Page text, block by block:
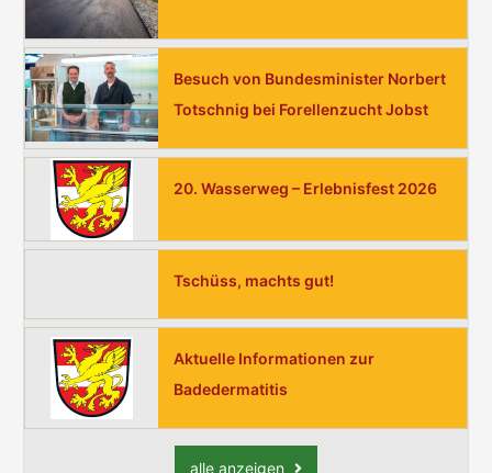
a
c
h
:
Besuch von Bundesminister Norbert
Totschnig bei Forellenzucht Jobst
20. Wasserweg – Erlebnisfest 2026
Tschüss, machts gut!
Aktuelle Informationen zur
Badedermatitis
alle anzeigen